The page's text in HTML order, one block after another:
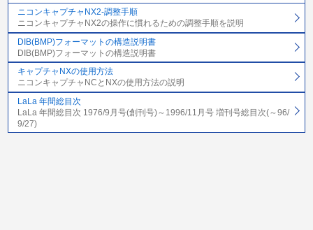
ニコンキャプチャNX2-調整手順
ニコンキャプチャNX2の操作に慣れるための調整手順を説明
DIB(BMP)フォーマットの構造説明書
DIB(BMP)フォーマットの構造説明書
キャプチャNXの使用方法
ニコンキャプチャNCとNXの使用方法の説明
LaLa 年間総目次
LaLa 年間総目次 1976/9月号(創刊号)～1996/11月号 増刊号総目次(～96/
9/27)